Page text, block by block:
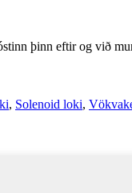
þinn eftir og við
, Solenoid loki,